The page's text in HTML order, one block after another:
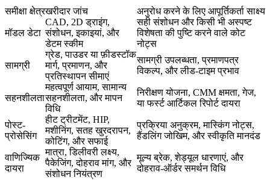
समीक्षा क्षेत्रखरीदार जांच अनुरोध करने के लिए आपूर्तिकर्ता साक्ष्य
मॉडल डेटा
CAD, 2D ड्राइंग,
संशोधन, इकाइयां, और
डेटम स्कीम
सही संशोधन और किसी भी अस्पष्ट
विशेषता की पुष्टि करने वाले कोट
नोट्स
सामग्री
ग्रेड, पाउडर या फ़ीडस्टॉक
मार्ग, प्रमाणन, और
प्रतिस्थापन सीमाएं
सामग्री उपलब्धता, प्रमाणपत्र
विकल्प, और लीड-टाइम प्रभाव
सहनशीलता
महत्वपूर्ण आयाम, सामान्य
सहनशीलता, और मापन
विधि
निरीक्षण योजना, CMM क्षमता, गेज,
या फर्स्ट आर्टिकल रिपोर्ट दायरा
पोस्ट-
प्रोसेसिंग
हीट ट्रीटमेंट, HIP,
मशीनिंग, सतह खुरदरापन,
कोटिंग, और सफाई
प्रक्रिया अनुक्रम, मास्किंग नोट्स,
हैंडलिंग जोखिम, और स्वीकृति मानदंड
वाणिज्यिक
दायरा
मात्रा, डिलीवरी लक्ष्य,
पैकेजिंग, दोहराव मांग, और
संशोधन नियंत्रण
मूल्य ब्रेक, शेड्यूल धारणाएं, और
दोहराव-ऑर्डर समर्थन विधि